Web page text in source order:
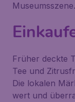
Museumsszene.
Früher deckte
Tee und
Die lokalen
wert und